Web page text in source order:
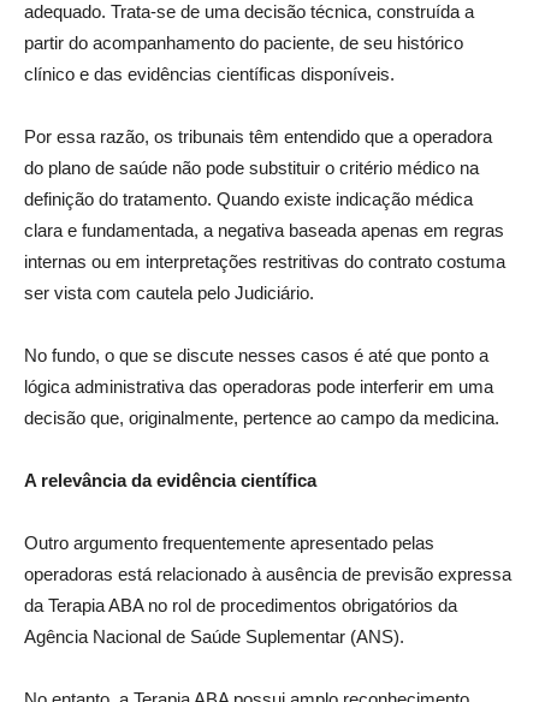
adequado. Trata-se de uma decisão técnica, construída a
partir do acompanhamento do paciente, de seu histórico
clínico e das evidências científicas disponíveis.
Por essa razão, os tribunais têm entendido que a operadora
do plano de saúde não pode substituir o critério médico na
definição do tratamento. Quando existe indicação médica
clara e fundamentada, a negativa baseada apenas em regras
internas ou em interpretações restritivas do contrato costuma
ser vista com cautela pelo Judiciário.
No fundo, o que se discute nesses casos é até que ponto a
lógica administrativa das operadoras pode interferir em uma
decisão que, originalmente, pertence ao campo da medicina.
A relevância da evidência científica
Outro argumento frequentemente apresentado pelas
operadoras está relacionado à ausência de previsão expressa
da Terapia ABA no rol de procedimentos obrigatórios da
Agência Nacional de Saúde Suplementar (ANS).